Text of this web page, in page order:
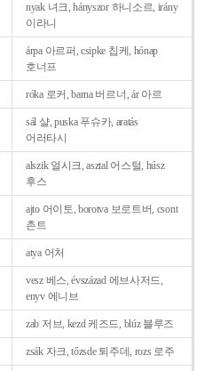
nyak 녀크, hányszor 하니소르, irány
이라니
árpa 아르퍼, csipke 칩케, hónap
호너프
róka 로커, barna 버르너, ár 아르
sál 샬, puska 푸슈카, aratás
어러타시
alszik 얼시크, asztal 어스털, húsz
후스
ajto 어이토, borotva 보로트버, csont
촌트
atya 어처
vesz 베스, évszázad 에브사저드,
enyv 에니브
zab 저브, kezd 케즈드, blúz 블루즈
zsák 자크, tőzsde 퇴주데, rozs 로주